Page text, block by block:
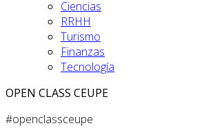
Ciencias
RRHH
Turismo
Finanzas
Tecnología
OPEN CLASS CEUPE
#openclassceupe